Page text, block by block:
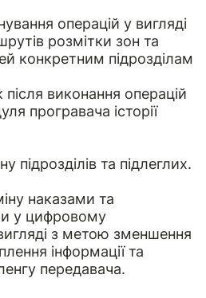
операцій у вигляді
розмітки зон та
конкретним підрозділам
виконання операцій
програвача історії
підрозділів та підлеглих.
наказами та
у цифровому
з метою зменшення
інформації та
передавача.